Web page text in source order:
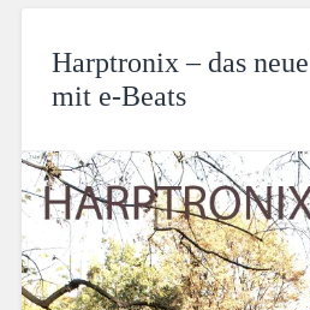
Harptronix – das
mit e-Beats